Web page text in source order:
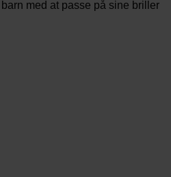
med at passe på sine briller